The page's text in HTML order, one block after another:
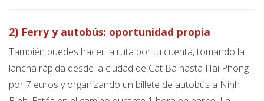
2) Ferry y autobús: oportunidad propia
También puedes hacer la ruta por tu cuenta, tomando la
lancha rápida desde la ciudad de Cat Ba hasta Hai Phong
por 7 euros y organizando un billete de autobús a Ninh